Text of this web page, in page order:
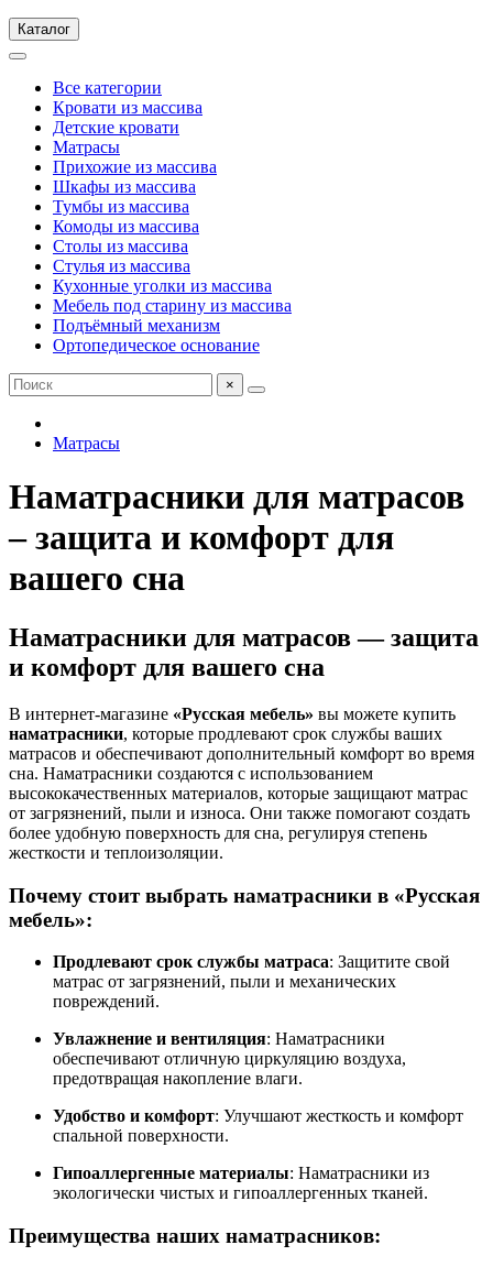
Каталог
Все категории
Кровати из массива
Детские кровати
Матрасы
Прихожие из массива
Шкафы из массива
Тумбы из массива
Комоды из массива
Столы из массива
Стулья из массива
Кухонные уголки из массива
Мебель под старину из массива
Подъёмный механизм
Ортопедическое основание
×
Матрасы
Наматрасники для матрасов
– защита и комфорт для
вашего сна
Наматрасники для матрасов — защита
и комфорт для вашего сна
В интернет-магазине «Русская мебель» вы можете купить
наматрасники, которые продлевают срок службы ваших
матрасов и обеспечивают дополнительный комфорт во время
сна. Наматрасники создаются с использованием
высококачественных материалов, которые защищают матрас
от загрязнений, пыли и износа. Они также помогают создать
более удобную поверхность для сна, регулируя степень
жесткости и теплоизоляции.
Почему стоит выбрать наматрасники в «Русская
мебель»:
Продлевают срок службы матраса: Защитите свой
матрас от загрязнений, пыли и механических
повреждений.
Увлажнение и вентиляция: Наматрасники
обеспечивают отличную циркуляцию воздуха,
предотвращая накопление влаги.
Удобство и комфорт: Улучшают жесткость и комфорт
спальной поверхности.
Гипоаллергенные материалы: Наматрасники из
экологически чистых и гипоаллергенных тканей.
Преимущества наших наматрасников: